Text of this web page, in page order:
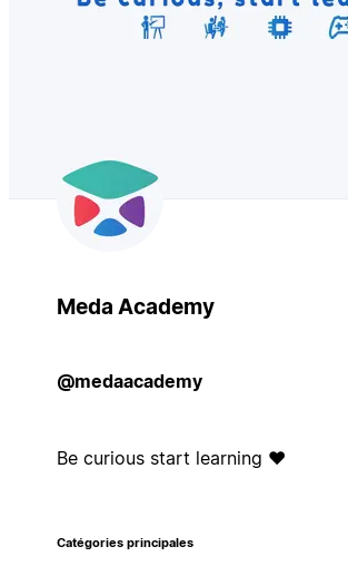
Meda Academy
@medaacademy
Be curious start learning ♥️
Catégories principales